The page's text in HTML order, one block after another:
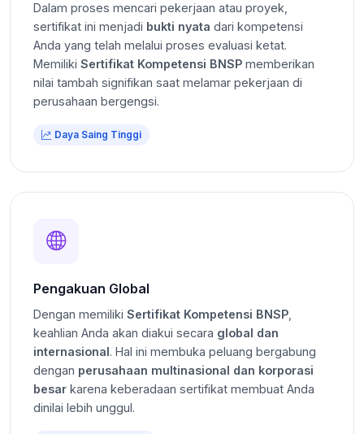
Dalam proses mencari pekerjaan atau proyek,
sertifikat ini menjadi bukti nyata dari kompetensi
Anda yang telah melalui proses evaluasi ketat.
Memiliki Sertifikat Kompetensi BNSP memberikan
nilai tambah signifikan saat melamar pekerjaan di
perusahaan bergengsi.
Daya Saing Tinggi
Pengakuan Global
Dengan memiliki Sertifikat Kompetensi BNSP,
keahlian Anda akan diakui secara global dan
internasional. Hal ini membuka peluang bergabung
dengan perusahaan multinasional dan korporasi
besar karena keberadaan sertifikat membuat Anda
dinilai lebih unggul.